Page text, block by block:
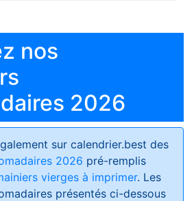
nos
2026
sur calendrier.best des
2026 pré-remplis
vierges à imprimer. Les
présentés ci-dessous